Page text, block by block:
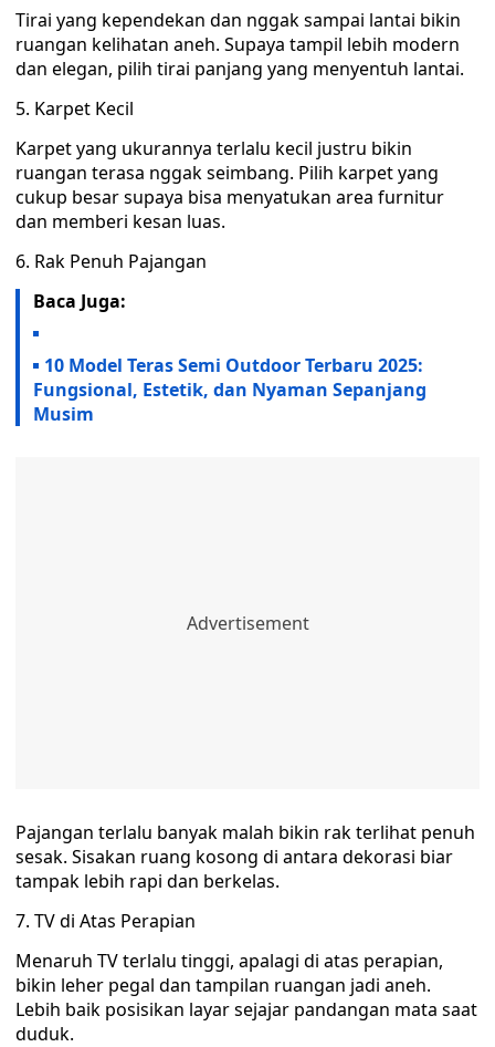
Tirai yang kependekan dan nggak sampai lantai bikin
ruangan kelihatan aneh. Supaya tampil lebih modern
dan elegan, pilih tirai panjang yang menyentuh lantai.
5. Karpet Kecil
Karpet yang ukurannya terlalu kecil justru bikin
ruangan terasa nggak seimbang. Pilih karpet yang
cukup besar supaya bisa menyatukan area furnitur
dan memberi kesan luas.
6. Rak Penuh Pajangan
Baca Juga:
10 Model Teras Semi Outdoor Terbaru 2025:
Fungsional, Estetik, dan Nyaman Sepanjang
Musim
Pajangan terlalu banyak malah bikin rak terlihat penuh
sesak. Sisakan ruang kosong di antara dekorasi biar
tampak lebih rapi dan berkelas.
7. TV di Atas Perapian
Menaruh TV terlalu tinggi, apalagi di atas perapian,
bikin leher pegal dan tampilan ruangan jadi aneh.
Lebih baik posisikan layar sejajar pandangan mata saat
duduk.